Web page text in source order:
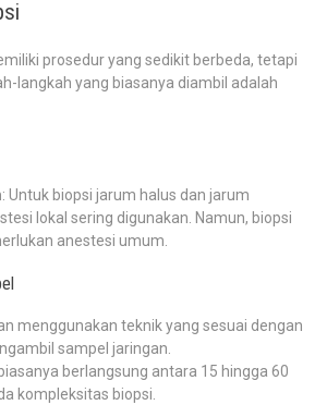
prosedur yang sedikit berbeda, tetapi
langkah yang biasanya diambil adalah
: Untuk biopsi jarum halus dan jarum
lokal sering digunakan. Namun, biopsi
anestesi umum.
menggunakan teknik yang sesuai dengan
sampel jaringan.
berlangsung antara 15 hingga 60
kompleksitas biopsi.